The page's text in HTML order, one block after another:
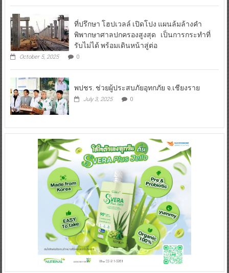
ที่ปรึกษา โฮปเวลล์ เปิดโปง แผนล้มล้างคำ
พิพากษาศาลปกครองสูงสุด เป็นการกระทำที่
รับไม่ได้ พร้อมเดินหน้าสู่ต่อ
October 5, 2025 0
พปชร. ช่วยผู้ประสบภัยอุทกภัย จ.เชียงราย
July 3, 2025 0